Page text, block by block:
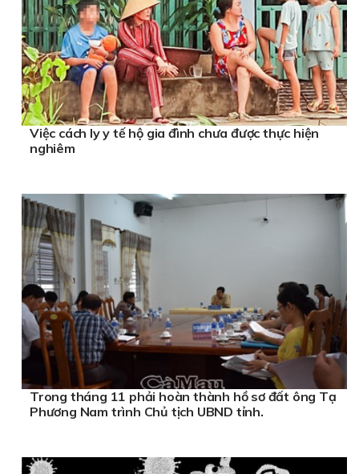
Việc cách ly y tế hộ gia đình chưa được thực hiện
nghiêm
Trong tháng 11 phải hoàn thành hồ sơ đất ông Tạ
Phương Nam trình Chủ tịch UBND tỉnh.